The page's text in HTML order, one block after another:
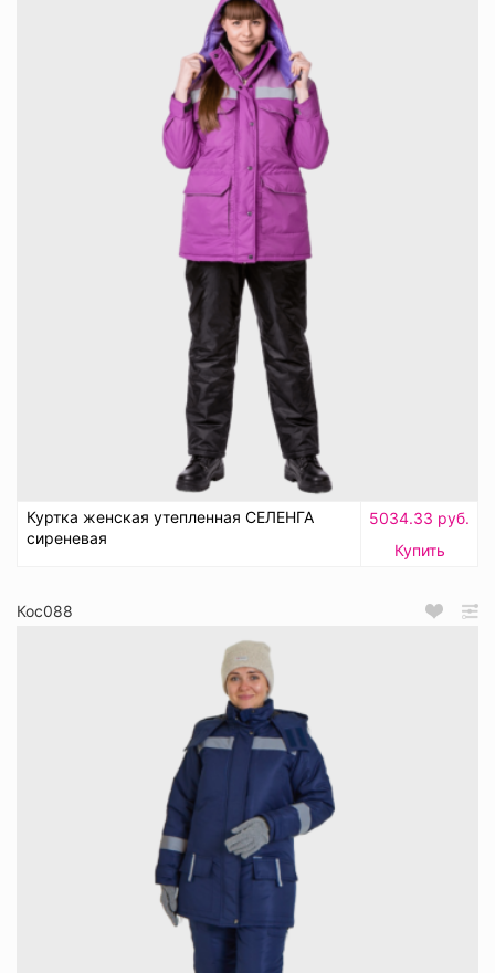
Куртка женская утепленная СЕЛЕНГА
сиреневая
5034.33 руб.
Купить
Кос088